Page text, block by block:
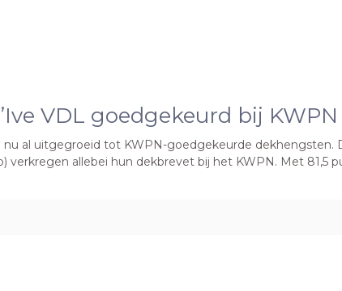
VDL goedgekeurd bij KWPN
nu al uitgegroeid tot KWPN-goedgekeurde dekhengsten.
verkregen allebei hun dekbrevet bij het KWPN. Met 81,5